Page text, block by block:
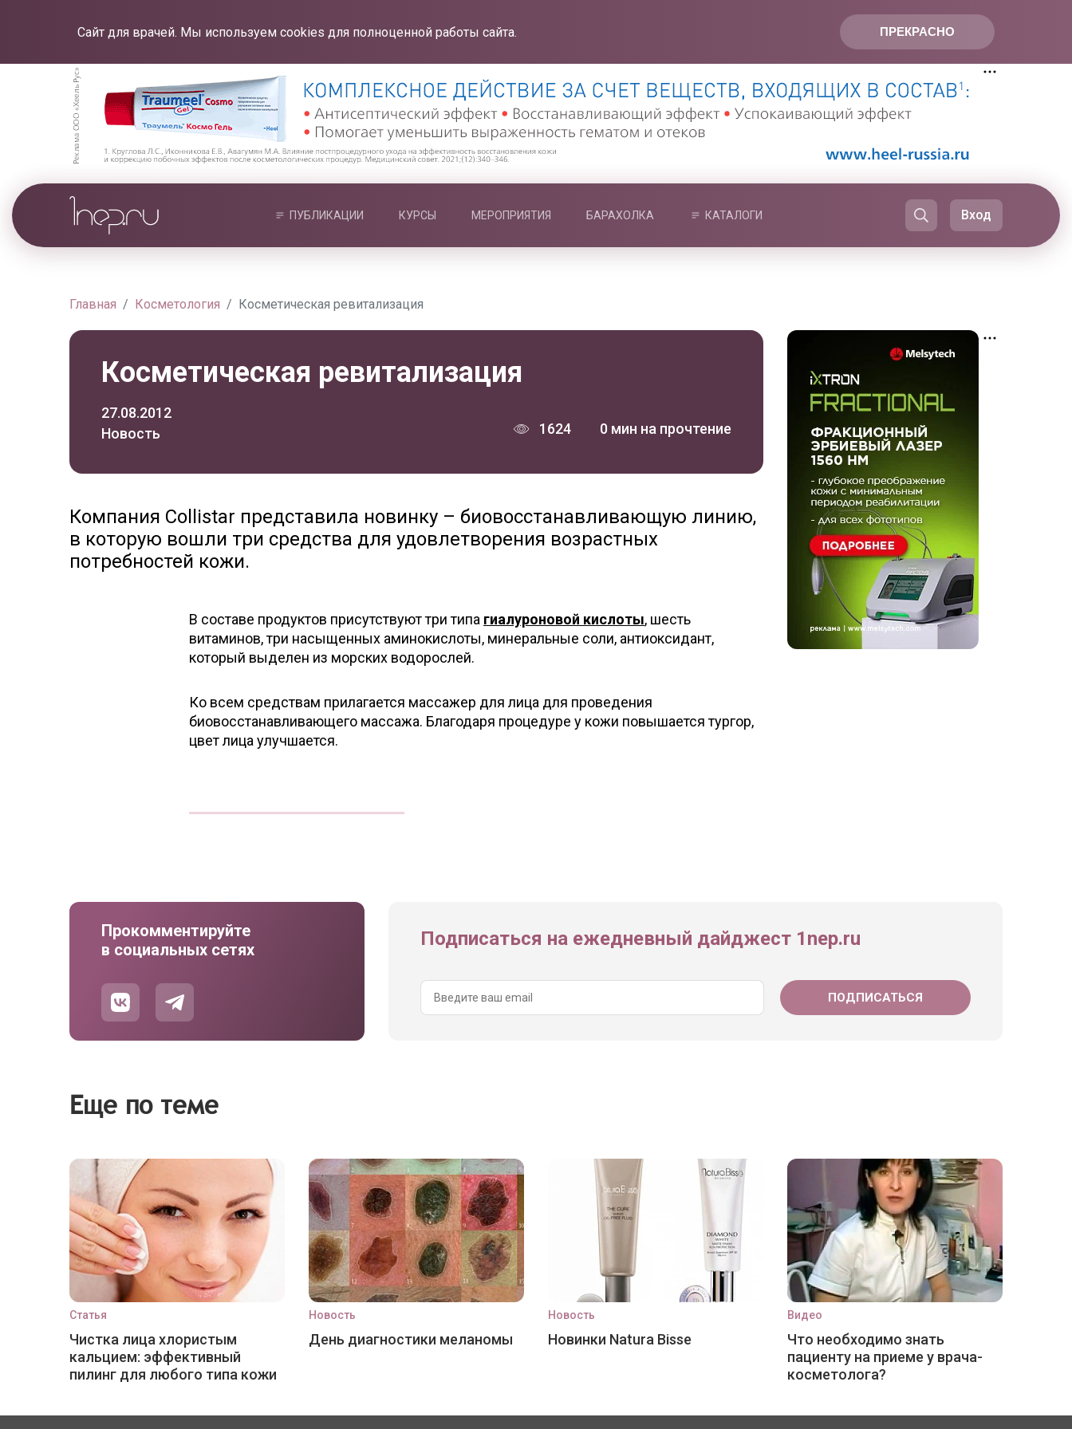
ПРЕКРАСНО
Сайт для врачей. Мы используем cookies для полноценной работы сайта.
ПУБЛИКАЦИИ КУРСЫ МЕРОПРИЯТИЯ БАРАХОЛКА КАТАЛОГИ Вход
Главная Косметология Косметическая ревитализация
Косметическая ревитализация
27.08.2012
Новость
1624 0 мин на прочтение
Компания Collistar представила новинку – биовосстанавливающую линию,
в которую вошли три средства для удовлетворения возрастных
потребностей кожи.
В составе продуктов присутствуют три типа гиалуроновой кислоты, шесть
витаминов, три насыщенных аминокислоты, минеральные соли, антиоксидант,
который выделен из морских водорослей.
Ко всем средствам прилагается массажер для лица для проведения
биовосстанавливающего массажа. Благодаря процедуре у кожи повышается тургор,
цвет лица улучшается.
Прокомментируйте
в социальных сетях
Подписаться на ежедневный дайджест 1nep.ru
Еще по теме
Статья
Чистка лица хлористым
кальцием: эффективный
пилинг для любого типа кожи
Новость
День диагностики меланомы
Новость
Новинки Natura Bisse
Видео
Что необходимо знать
пациенту на приеме у врача-
косметолога?